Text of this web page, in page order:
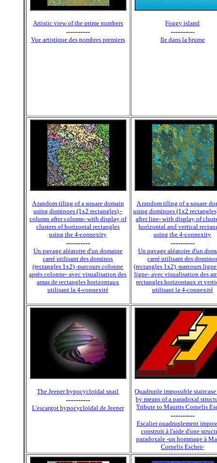
Artistic view of the prime numbers
----------
Vue artistique des nombres premiers
Foggy island
----------
Ile dans la brume
A random tiling of a square domain
using dominoes (1x2 rectangles) -
column after column- with display of
clusters of horizontal rectangles
using the 4-connexity
----------
Un pavage aléatoire d'un domaine
carré utilisant des dominos
(rectangles 1x2) -parcours colonne
après colonne- avec visualisation des
amas de rectangles horizontaux
utilisant la 4-connexité
A random tiling of a square
using dominoes (1x2
after line- with display of
horizontal and vertical
using the 4-connexity
----------
Un pavage aléatoire d'un
carré utilisant des
(rectangles 1x2) -parcours ligne
ligne- avec visualisation des
rectangles horizontaux et
utilisant la 4-connexité
The Jeener hypocycloidal snail
----------
L'escargot hypocycloïdal de Jeener
Quadruple impossible
by means of a paradoxal
Tribute to Maurits Cornelis
----------
Escalier quadruplement
construit à l'aide d'une
paradoxale -un hommage à
Cornelis Escher-